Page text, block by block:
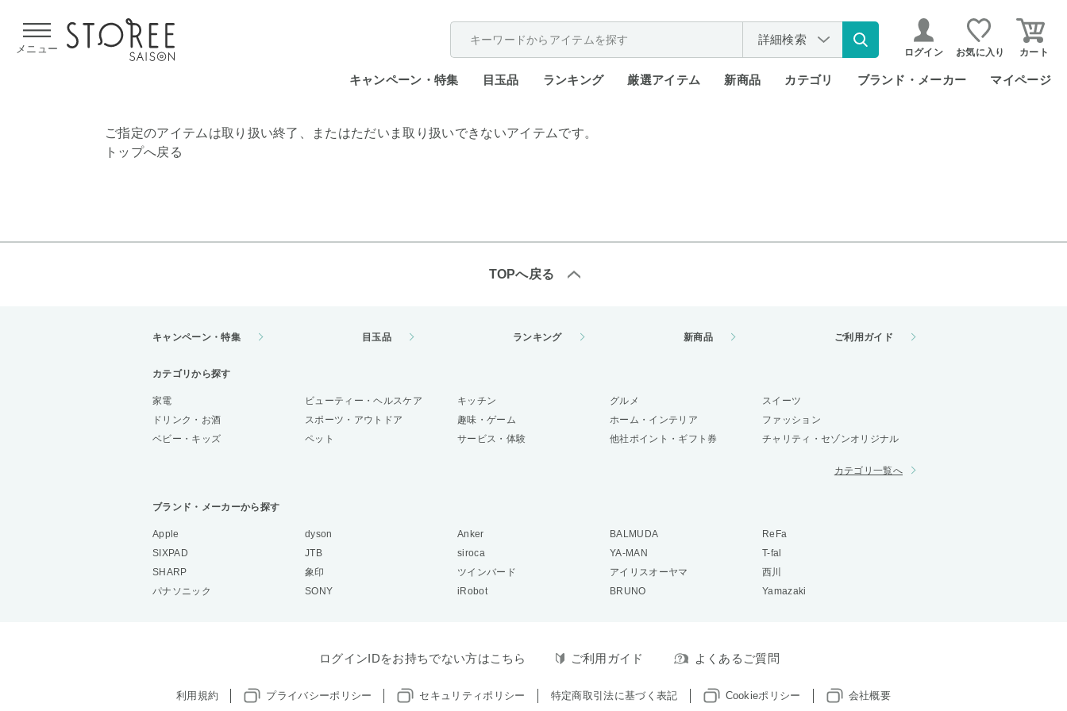
メニュー
詳細検索
ログイン お気に入り カート
キャンペーン・特集 目玉品 ランキング 厳選アイテム 新商品 カテゴリ ブランド・メーカー マイページ
ご指定のアイテムは取り扱い終了、またはただいま取り扱いできないアイテムです。
トップへ戻る
TOPへ戻る
キャンペーン・特集 目玉品 ランキング 新商品 ご利用ガイド
カテゴリから探す
家電 ビューティー・ヘルスケア キッチン グルメ
スイーツ
ドリンク・お酒
スポーツ・アウトドア 趣味・ゲーム ホーム・インテリア
ファッション
ベビー・キッズ
ペット サービス・体験 他社ポイント・ギフト券 チャリティ・セゾンオリジナル
カテゴリ一覧へ
ブランド・メーカーから探す
Apple dyson Anker BALMUDA
ReFa
SIXPAD
JTB siroca YA-MAN
T-fal
SHARP
象印 ツインバード アイリスオーヤマ
西川
パナソニック
SONY iRobot BRUNO Yamazaki
ログインIDをお持ちでない方はこちら ご利用ガイド よくあるご質問
利用規約 プライバシーポリシー セキュリティポリシー 特定商取引法に基づく表記 Cookieポリシー 会社概要